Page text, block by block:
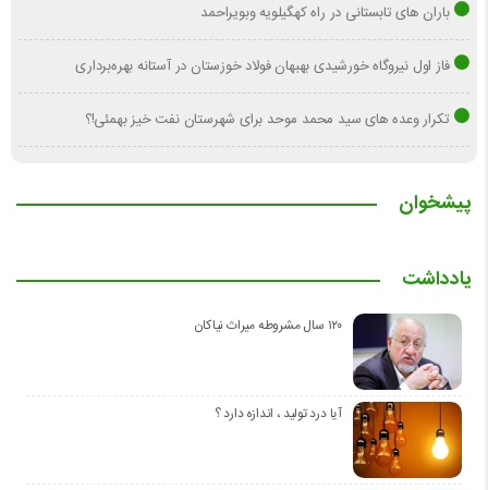
باران های تابستانی در راه کهگیلویه وبویراحمد
فاز اول نیروگاه خورشیدی بهبهان فولاد خوزستان در آستانه بهره‌برداری
تکرار وعده های سید محمد موحد برای شهرستان نفت خیز بهمئی!؟
پیشخوان
یادداشت
۱۲۰ سال مشروطه میراث نیاکان
آیا درد تولید ، اندازه دارد ؟